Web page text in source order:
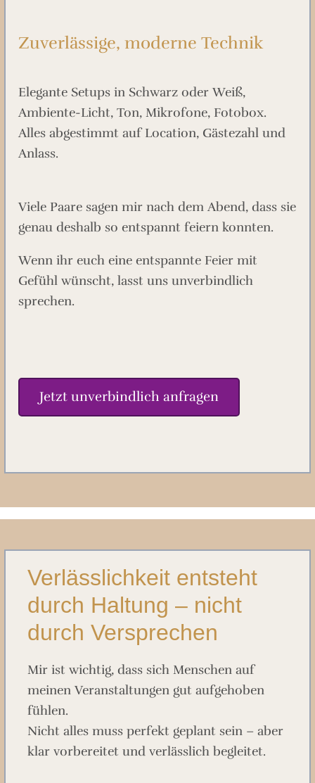
Zuverlässige, moderne Technik
Elegante Setups in Schwarz oder Weiß,
Ambiente-Licht, Ton, Mikrofone, Fotobox.
Alles abgestimmt auf Location, Gästezahl und
Anlass.
Viele Paare sagen mir nach dem Abend, dass sie
genau deshalb so entspannt feiern konnten.
Wenn ihr euch eine entspannte Feier mit
Gefühl wünscht, lasst uns unverbindlich
sprechen.
Jetzt unverbindlich anfragen
Verlässlichkeit entsteht
durch Haltung – nicht
durch Versprechen
Mir ist wichtig, dass sich Menschen auf
meinen Veranstaltungen gut aufgehoben
fühlen.
Nicht alles muss perfekt geplant sein – aber
klar vorbereitet und verlässlich begleitet.